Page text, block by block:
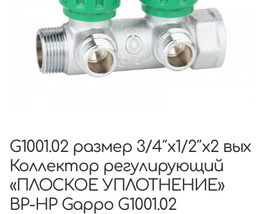
G1001.02 размер 3/4″x1/2″х2 вых
Коллектор регулирующий
«ПЛОСКОЕ УПЛОТНЕНИЕ»
ВР-НР Gappo G1001.02